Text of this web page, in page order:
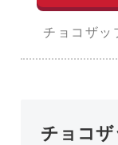
チョコザッ
チョコザ